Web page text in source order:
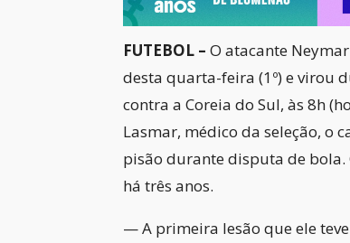
FUTEBOL – O atacante
desta quarta-feira (1º) e virou
contra a Coreia do Sul, às 8h
Lasmar, médico da seleção, o
pisão durante disputa de bola.
há três anos.
— A primeira lesão que ele